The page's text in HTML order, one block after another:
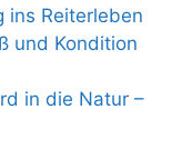
ins Reiterleben
und Kondition
in die Natur –